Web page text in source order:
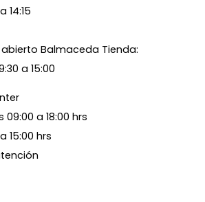
14:15
Balmaceda Tienda:
a 15:00
09:00 a 18:00 hrs
15:00 hrs